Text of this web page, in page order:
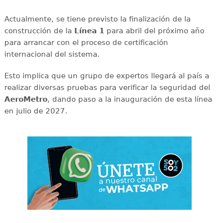
Actualmente, se tiene previsto la finalización de la
construcción de la Línea 1para abril del próximo año
para arrancar con el proceso de certificación
internacional del sistema.
Esto implica que un grupo de expertos llegará al país a
realizar diversas pruebas para verificar la seguridad del
AeroMetro, dando paso a la inauguración de esta línea
en julio de 2027.